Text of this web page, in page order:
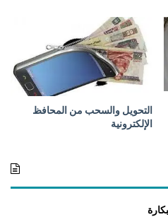
التحويل والسحب من المحافظ
الإلكترونية